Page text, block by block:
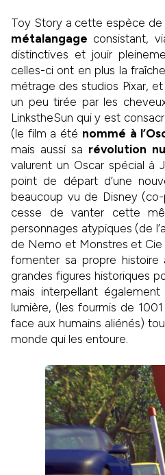
Toy Story a cette espèce de
métalangage consistant,
distinctives et jouir
celles-ci ont en plus la
métrage des studios Pixar,
un peu tirée par les
LinkstheSun qui y est
(le film a été nommé à
mais aussi sa révolution
valurent un Oscar spécial à
point de départ d’une
beaucoup vu de Disney
cesse de vanter cette
personnages atypiques (de
de Nemo et Monstres et Cie
fomenter sa propre
grandes figures historiques
mais interpellant
lumière, (les fourmis de
face aux humains aliénés)
monde qui les entoure.